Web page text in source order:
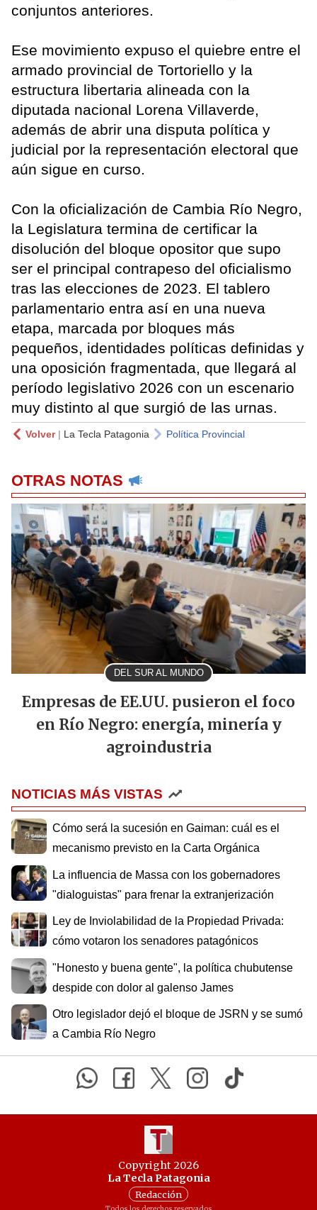
conjuntos anteriores.
Ese movimiento expuso el quiebre entre el
armado provincial de Tortoriello y la
estructura libertaria alineada con la
diputada nacional Lorena Villaverde,
además de abrir una disputa política y
judicial por la representación electoral que
aún sigue en curso.
Con la oficialización de Cambia Río Negro,
la Legislatura termina de certificar la
disolución del bloque opositor que supo
ser el principal contrapeso del oficialismo
tras las elecciones de 2023. El tablero
parlamentario entra así en una nueva
etapa, marcada por bloques más
pequeños, identidades políticas definidas y
una oposición fragmentada, que llegará al
período legislativo 2026 con un escenario
muy distinto al que surgió de las urnas.
Volver| La Tecla Patagonia Política Provincial
OTRAS NOTAS
DEL SUR AL MUNDO
Empresas de EE.UU. pusieron el foco
en Río Negro: energía, minería y
agroindustria
NOTICIAS MÁS VISTAS
Cómo será la sucesión en Gaiman: cuál es el
mecanismo previsto en la Carta Orgánica
La influencia de Massa con los gobernadores
"dialoguistas" para frenar la extranjerización
Ley de Inviolabilidad de la Propiedad Privada:
cómo votaron los senadores patagónicos
"Honesto y buena gente", la política chubutense
despide con dolor al galenso James
Otro legislador dejó el bloque de JSRN y se sumó
a Cambia Río Negro
Copyright 2026
La Tecla Patagonia
Redacción